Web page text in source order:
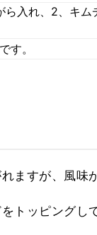
入れ、2、キム
す。
ますが、風味
トッピングし